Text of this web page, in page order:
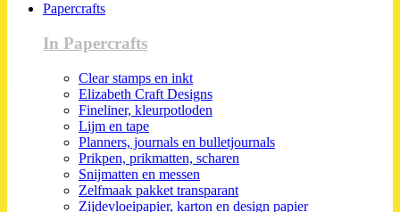
Papercrafts
In Papercrafts
Clear stamps en inkt
Elizabeth Craft Designs
Fineliner, kleurpotloden
Lijm en tape
Planners, journals en bulletjournals
Prikpen, prikmatten, scharen
Snijmatten en messen
Zelfmaak pakket transparant
Zijdevloeipapier, karton en design papier